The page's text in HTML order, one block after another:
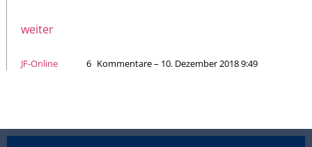
weiter
JF-Online 6 Kommentare – 10. Dezember 2018 9:49